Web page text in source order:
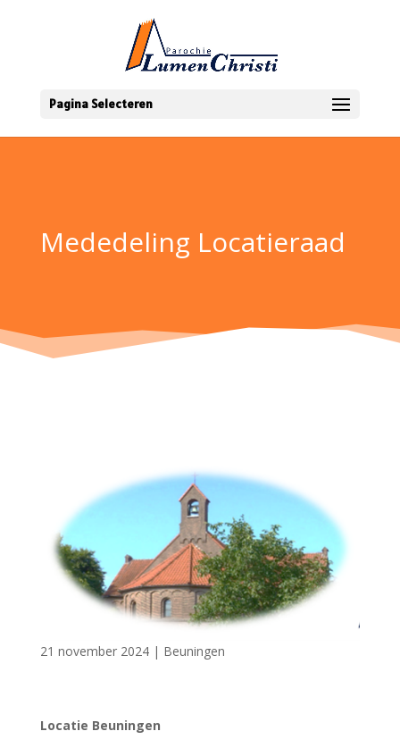
Pagina Selecteren
Mededeling Locatieraad
21 november 2024| Beuningen
Locatie Beuningen